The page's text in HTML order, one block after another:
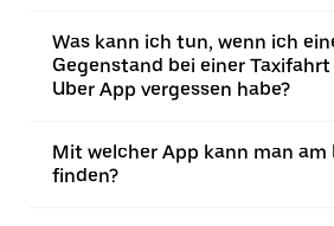
Was kann ich tun, wenn ich
Gegenstand bei einer
Uber App vergessen habe?
Mit welcher App kann man am
finden?